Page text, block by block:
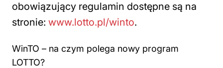
obowiązujący regulamin dostępne są na
stronie: www.lotto.pl/winto.
WinTO – na czym polega nowy program
LOTTO?